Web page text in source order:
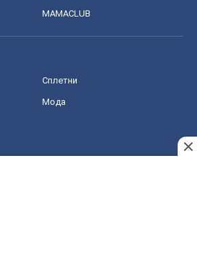
MAMACLUB
Сплетни
Мода